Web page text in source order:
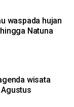
waspada hujan
Natuna
wisata